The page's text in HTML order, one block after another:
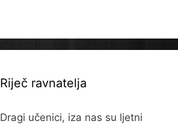
Riječ ravnatelja
Dragi učenici, iza nas su ljetni